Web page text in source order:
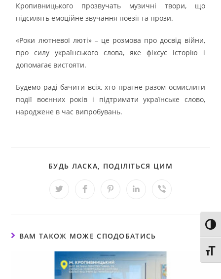
Кропивницького прозвучать музичні твори, що
підсилять емоційне звучання поезії та прози.
«Роки лютневої люті» – це розмова про досвід війни,
про силу українського слова, яке фіксує історію і
допомагає вистояти.
Будемо раді бачити всіх, хто прагне разом осмислити
події воєнних років і підтримати українське слово,
народжене в час випробувань.
БУДЬ ЛАСКА, ПОДІЛІТЬСЯ ЦИМ
ВАМ ТАКОЖ МОЖЕ СПОДОБАТИСЬ